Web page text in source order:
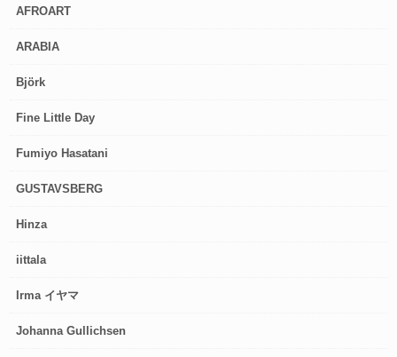
AFROART
ARABIA
Björk
Fine Little Day
Fumiyo Hasatani
GUSTAVSBERG
Hinza
iittala
Irma イヤマ
Johanna Gullichsen